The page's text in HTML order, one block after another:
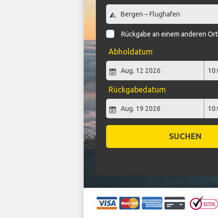
Rückgabe an einem anderen Ort
Abholdatum
Rückgabedatum
SUCHEN